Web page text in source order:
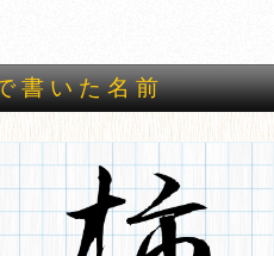
書いた名前